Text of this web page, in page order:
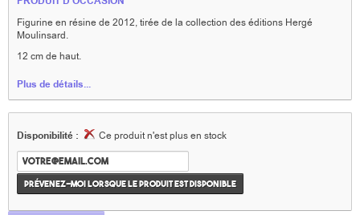
Figurine en résine de 2012, tirée de la collection des éditions Hergé
Moulinsard.
12 cm de haut.
Plus de détails...
Disponibilité : Ce produit n'est plus en stock
Prévenez-moi lorsque le produit est disponible